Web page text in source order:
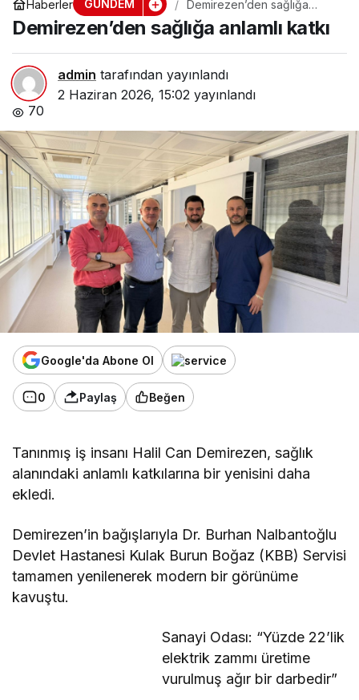
Haberler GÜNDEM
Demirezen’den sağlığa
anlamlı katkı
Demirezen’den sağlığa anlamlı katkı
admin tarafından yayınlandı
2 Haziran 2026, 15:02 yayınlandı
70
Google'da Abone Ol
0 Paylaş Beğen
Tanınmış iş insanı Halil Can Demirezen, sağlık
alanındaki anlamlı katkılarına bir yenisini daha
ekledi.
Demirezen’in bağışlarıyla Dr. Burhan Nalbantoğlu
Devlet Hastanesi Kulak Burun Boğaz (KBB) Servisi
tamamen yenilenerek modern bir görünüme
kavuştu.
Sanayi Odası: “Yüzde 22’lik
elektrik zammı üretime
vurulmuş ağır bir darbedir”